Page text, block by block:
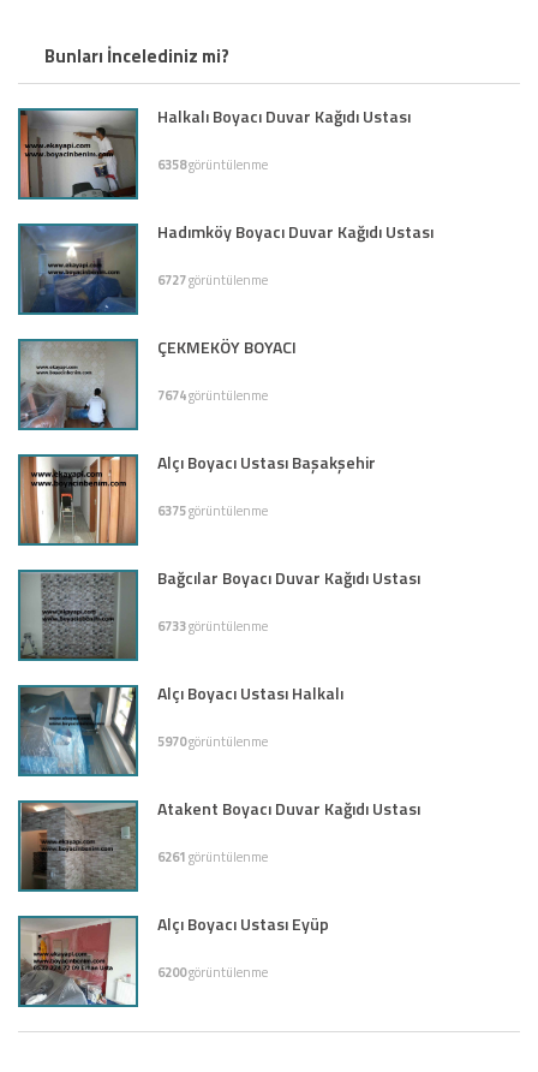
Bunları İncelediniz mi?
Halkalı Boyacı Duvar Kağıdı Ustası
6358görüntülenme
Hadımköy Boyacı Duvar Kağıdı Ustası
6727görüntülenme
ÇEKMEKÖY BOYACI
7674görüntülenme
Alçı Boyacı Ustası Başakşehir
6375görüntülenme
Bağcılar Boyacı Duvar Kağıdı Ustası
6733görüntülenme
Alçı Boyacı Ustası Halkalı
5970görüntülenme
Atakent Boyacı Duvar Kağıdı Ustası
6261görüntülenme
Alçı Boyacı Ustası Eyüp
6200görüntülenme